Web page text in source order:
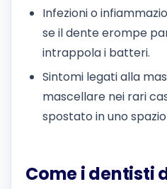
Infezioni o
se il dente erompe
intrappola i batteri.
Sintomi legati alla
mascellare nei rari
spostato in uno
Come i dentisti